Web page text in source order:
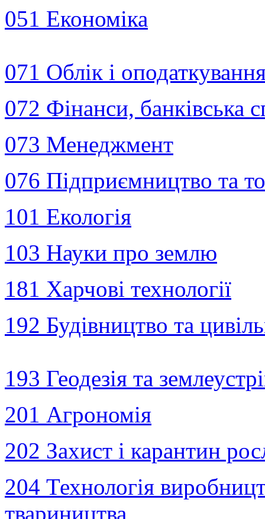
051 Економіка
071 Облік і
072 Фінанси, банківська
073 Менеджмент
076 Пiдприємництво та
101 Екологія
103 Науки про землю
181 Харчові технології
192 Будівництво та
193 Геодезія та
201 Агрономія
202 Захист і карантин
204 Технологія
твариництва